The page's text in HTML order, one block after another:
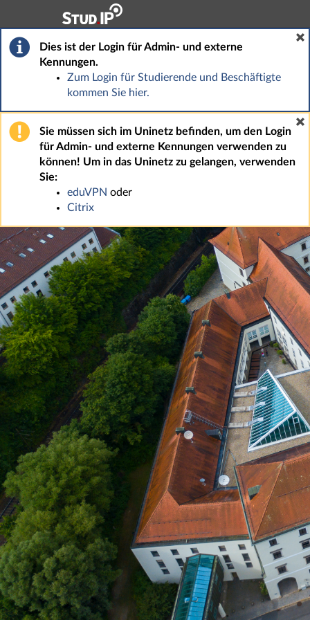
Hauptnavigation
Fußzeile
Dies ist der Login für Admin- und externe
Kennungen.
Zum Login für Studierende und Beschäftigte
kommen Sie hier.
Sie müssen sich im Uninetz befinden, um den Login
für Admin- und externe Kennungen verwenden zu
können! Um in das Uninetz zu gelangen, verwenden
Sie:
eduVPN oder
Citrix